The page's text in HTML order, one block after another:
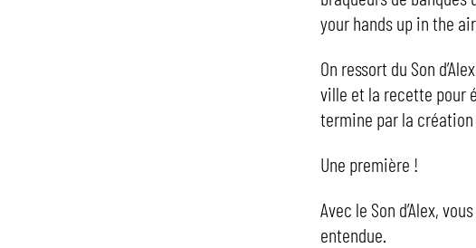
your hands up in the
On ressort du Son
ville et la recette pour
termine par la
Une première !
Avec le Son d’Alex,
entendue.